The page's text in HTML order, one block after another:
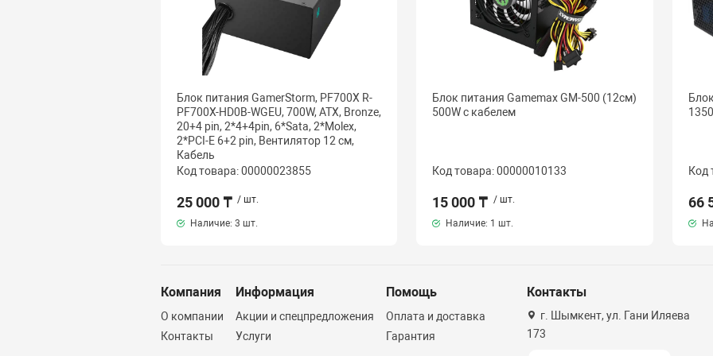
Блок питания GamerStorm, PF700X R-
PF700X-HD0B-WGEU, 700W, ATX, Bronze,
20+4 pin, 2*4+4pin, 6*Sata, 2*Molex,
2*PCI-E 6+2 pin, Вентилятор 12 см,
Кабель
Код товара: 00000023855
25 000 ₸ / шт.
Наличие: 3 шт.
Блок питания Gamemax GM-500 (12см)
500W с кабелем
Код товара: 00000010133
15 000 ₸ / шт.
Наличие: 1 шт.
Код
66
Компания
О компании
Контакты
Информация
Акции и спецпредложения
Услуги
Помощь
Оплата и доставка
Гарантия
Контакты
г. Шымкент, ул. Гани Иляева
173